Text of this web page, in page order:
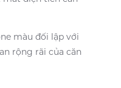
màu đối lập với
rộng rãi của căn